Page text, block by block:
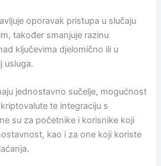
oporavak pristupa u slučaju
također smanjuje razinu
ključevima djelomično ili u
usluga.
jednostavno sučelje, mogućnost
te integraciju s
su za početnike i korisnike koji
kao i za one koji koriste